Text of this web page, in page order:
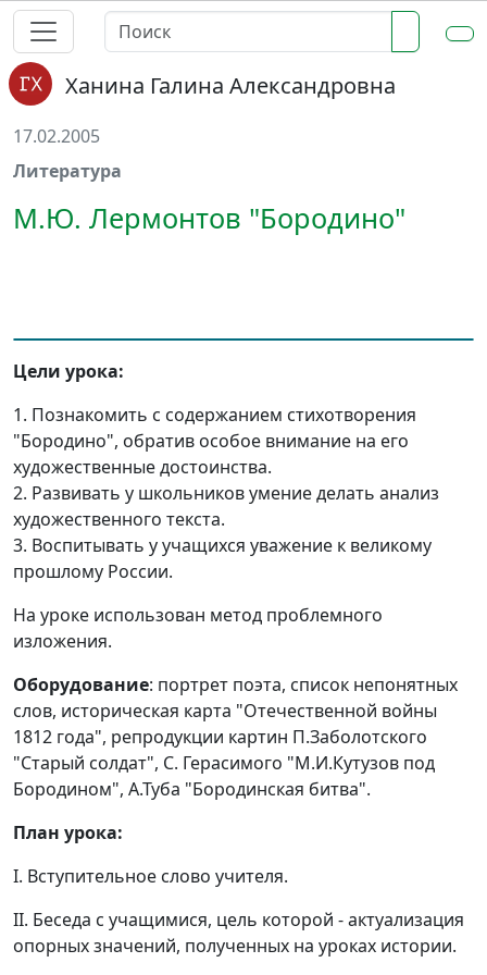
Ханина Галина Александровна
17.02.2005
Литература
М.Ю. Лермонтов "Бородино"
Цели урока:
1. Познакомить с содержанием стихотворения
"Бородино", обратив особое внимание на его
художественные достоинства.
2. Развивать у школьников умение делать анализ
художественного текста.
3. Воспитывать у учащихся уважение к великому
прошлому России.
На уроке использован метод проблемного
изложения.
Оборудование: портрет поэта, список непонятных
слов, историческая карта "Отечественной войны
1812 года", репродукции картин П.Заболотского
"Старый солдат", С. Герасимого "М.И.Кутузов под
Бородином", А.Туба "Бородинская битва".
План урока:
I. Вступительное слово учителя.
II. Беседа с учащимися, цель которой - актуализация
опорных значений, полученных на уроках истории.